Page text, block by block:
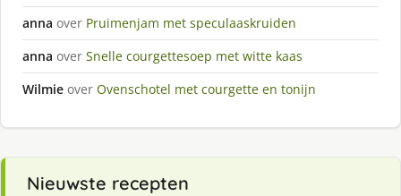
anna over Pruimenjam met speculaaskruiden
anna over Snelle courgettesoep met witte kaas
Wilmie over Ovenschotel met courgette en tonijn
Nieuwste recepten